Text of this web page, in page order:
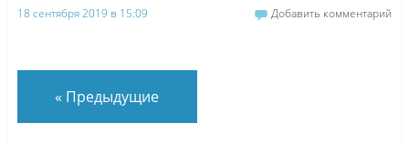
18 сентября 2019 в 15:09 Добавить комментарий
« Предыдущие